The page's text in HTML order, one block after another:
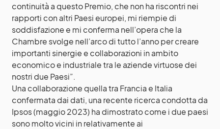
continuità a questo Premio, che non ha riscontri nei
rapporti con altri Paesi europei, mi riempie di
soddisfazione e mi conferma nell’opera che la
Chambre svolge nell’arco di tutto l’anno per creare
importanti sinergie e collaborazioni in ambito
economico e industriale tra le aziende virtuose dei
nostri due Paesi”.
Una collaborazione quella tra Francia e Italia
confermata dai dati, una recente ricerca condotta da
Ipsos (maggio 2023) ha dimostrato come i due paesi
sono molto vicini in relativamente ai